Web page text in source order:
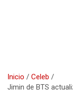
Inicio
Celeb
Jimin de BTS